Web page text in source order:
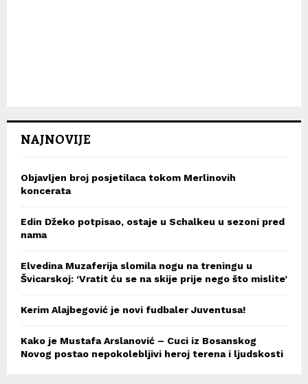
NAJNOVIJE
Objavljen broj posjetilaca tokom Merlinovih
koncerata
Edin Džeko potpisao, ostaje u Schalkeu u sezoni pred
nama
Elvedina Muzaferija slomila nogu na treningu u
Švicarskoj: ‘Vratit ću se na skije prije nego što mislite’
Kerim Alajbegović je novi fudbaler Juventusa!
Kako je Mustafa Arslanović – Cuci iz Bosanskog
Novog postao nepokolebljivi heroj terena i ljudskosti